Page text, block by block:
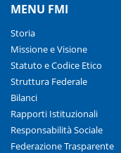
MENU FMI
Storia
Missione e Visione
Statuto e Codice Etico
Struttura Federale
Bilanci
Rapporti Istituzionali
Responsabilità Sociale
Federazione Trasparente